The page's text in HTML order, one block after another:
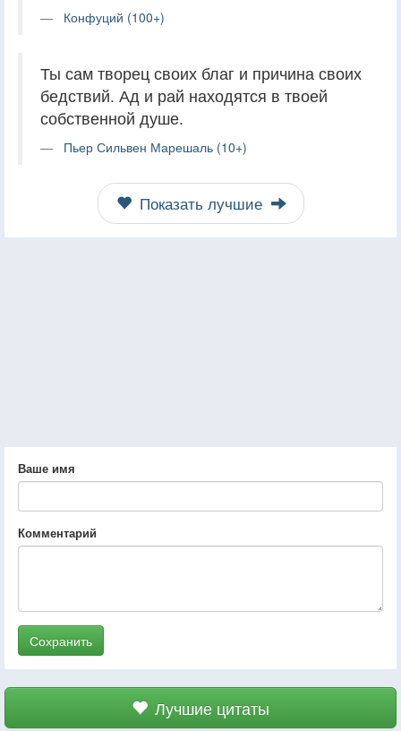
Конфуций (100+)
Ты сам творец своих благ и причина своих
бедствий. Ад и рай находятся в твоей
собственной душе.
Пьер Сильвен Марешаль (10+)
Показать лучшие
Ваше имя
Комментарий
Сохранить
Лучшие цитаты